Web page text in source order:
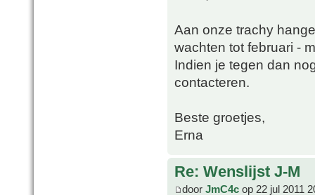
Aan onze trachy
wachten tot februari -
Indien je tegen dan
contacteren.
Beste groetjes,
Erna
Re: Wenslijst J-M
door JmC4c op 22 jul 2011